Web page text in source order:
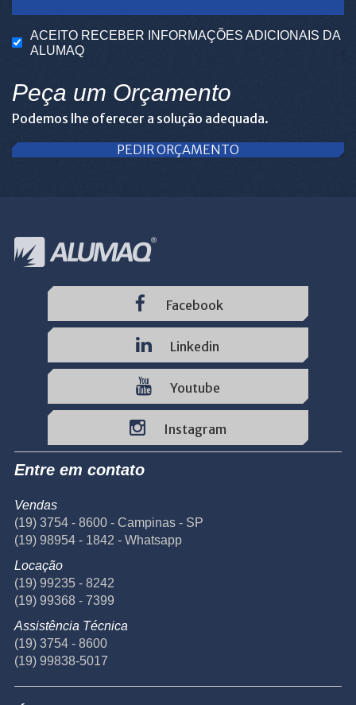
ACEITO RECEBER INFORMAÇÕES ADICIONAIS DA
ALUMAQ
Peça um Orçamento
Podemos lhe oferecer a solução adequada.
PEDIR ORÇAMENTO
Facebook
Linkedin
Youtube
Instagram
Entre em contato
Vendas
(19) 3754 - 8600 - Campinas - SP
(19) 98954 - 1842 - Whatsapp
Locação
(19) 99235 - 8242
(19) 99368 - 7399
Assistência Técnica
(19) 3754 - 8600
(19) 99838-5017